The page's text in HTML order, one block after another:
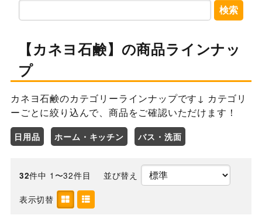
検索
【カネヨ石鹸】の商品ラインナッ
プ
カネヨ石鹸のカテゴリーラインナップです↓ カテゴリ
ーごとに絞り込んで、商品をご確認いただけます！
日用品 ホーム・キッチン バス・洗面
32件中 1〜32件目 並び替え
表示切替